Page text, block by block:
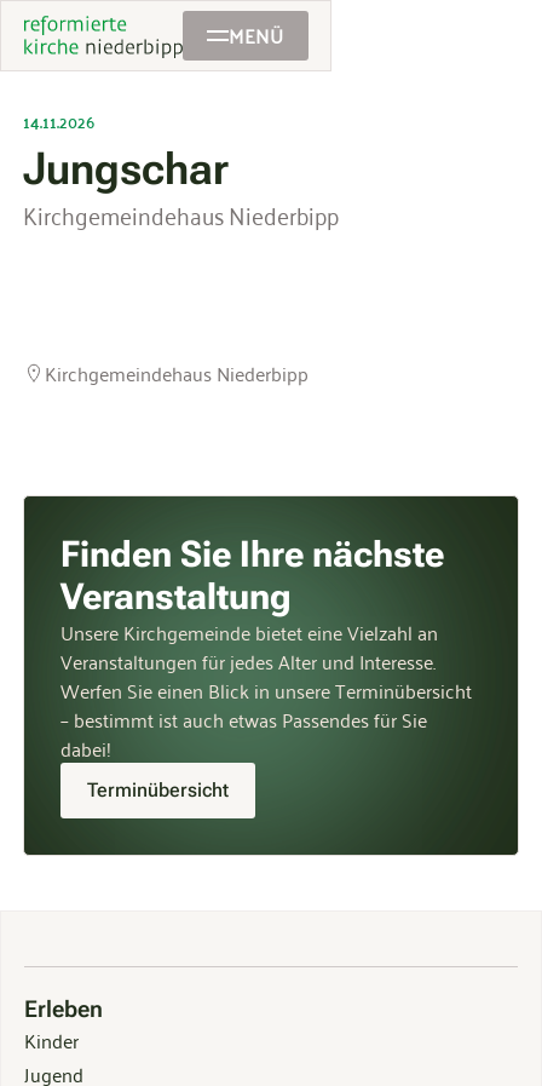
MENÜ
14.11.2026
Jungschar
Kirchgemeindehaus Niederbipp
Kirchgemeindehaus Niederbipp
Finden Sie Ihre nächste
Veranstaltung
Unsere Kirchgemeinde bietet eine Vielzahl an
Veranstaltungen für jedes Alter und Interesse.
Werfen Sie einen Blick in unsere Terminübersicht
– bestimmt ist auch etwas Passendes für Sie
dabei!
Terminübersicht
Erleben
Kinder
Jugend